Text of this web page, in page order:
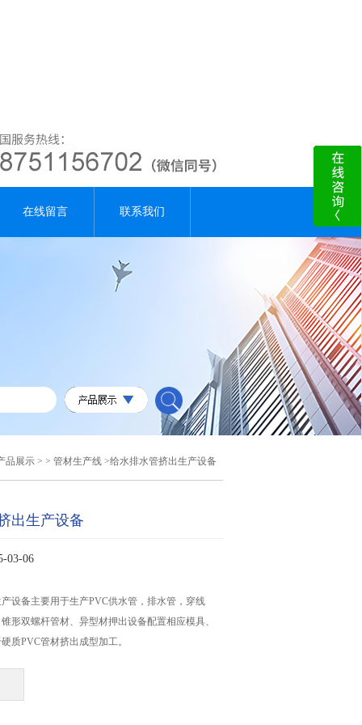
在线留言 联系我们
品展示 > > 管材生产线 >给水排水管挤出生产设备
出生产设备
03-06
设备主要用于生产PVC供水管，排水管，穿线
形双螺杆管材、异型材押出设备配置相应模具、
质PVC管材挤出成型加工。